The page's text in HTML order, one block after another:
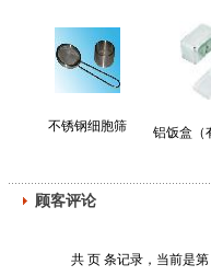
不锈钢细胞筛 铝饭盒（
顾客评论
共 页 条记录，当前是第